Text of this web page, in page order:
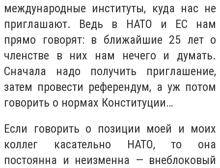
международные институты, куда нас не
приглашают. Ведь в НАТО и ЕС нам
прямо говорят: в ближайшие 25 лет о
членстве в них нам нечего и думать.
Сначала надо получить приглашение,
затем провести референдум, а уж потом
говорить о нормах Конституции…
Если говорить о позиции моей и моих
коллег касательно НАТО, то она
постоянна и неизменна — внеблоковый